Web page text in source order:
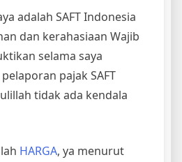
adalah SAFT Indonesia
dan kerahasiaan Wajib
selama saya
pajak SAFT
tidak ada kendala
HARGA, ya menurut